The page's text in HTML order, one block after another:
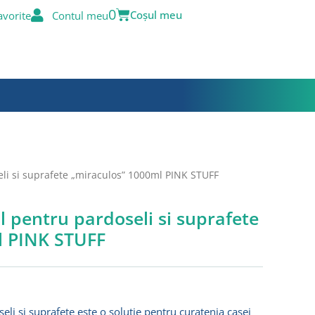
Contul meu0
Cart
suprafete „miraculos” 1000ml PINK STUFF
pentru pardoseli si suprafete
STUFF
si suprafete este o solutie pentru curatenia casei